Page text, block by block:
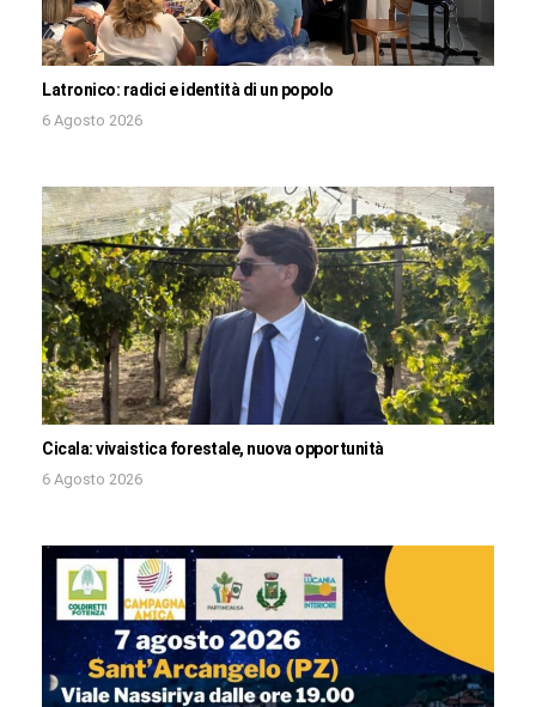
Latronico: radici e identità di un popolo
6 Agosto 2026
Cicala: vivaistica forestale, nuova opportunità
6 Agosto 2026